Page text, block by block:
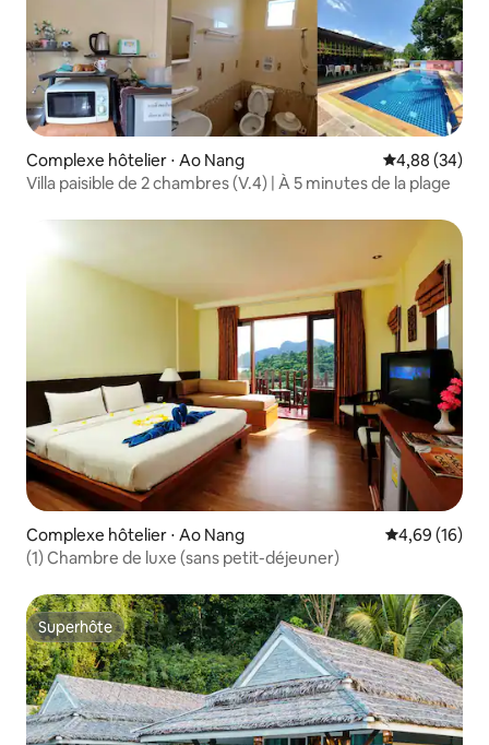
Complexe hôtelier ⋅ Ao Nang Évaluation
4,88 (34)
Villa paisible de 2 chambres (V.4) | À 5 minutes de la plage
Complexe hôtelier ⋅ Ao Nang Évaluation
4,69 (16)
(1) Chambre de luxe (sans petit-déjeuner)
Superhôte
Superhôte